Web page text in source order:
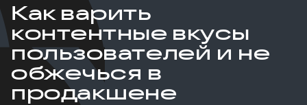
Как варить
контентные вкусы
пользователей и не
обжечься в
продакшене